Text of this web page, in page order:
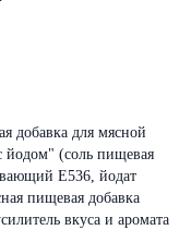
добавка для мясной
йодом" (соль пищевая
Е536, йодат
пищевая добавка
вкуса и аромата